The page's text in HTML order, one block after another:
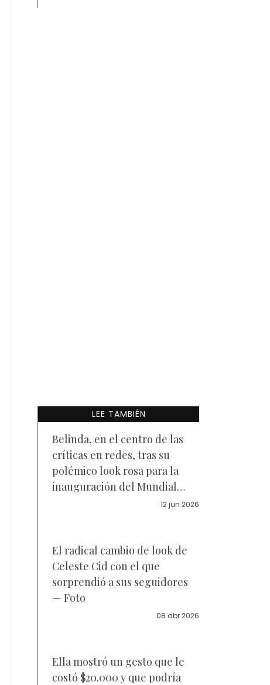
LEE TAMBIÉN
Belinda, en el centro de las
críticas en redes, tras su
polémico look rosa para la
inauguración del Mundial
12 jun 2026
El radical cambio de look de
Celeste Cid con el que
sorprendió a sus seguidores
— Foto
08 abr 2026
Ella mostró un gesto que le
costó $20.000 y que podría